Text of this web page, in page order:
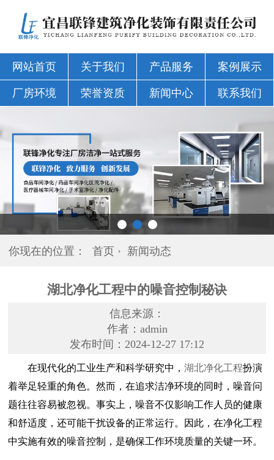
网站首页 关于我们 产品服务 案例展示
厂房环境 荣誉资质 新闻中心 联系我们
你现在的位置： 首页 新闻动态
湖北净化工程中的噪音控制秘诀
信息来源：
作者：admin
发布时间：2024-12-27 17:12
在现代化的工业生产和科学研究中， 湖北净化工程扮演
着举足轻重的角色。然而，在追求洁净环境的同时，噪音问
题往往容易被忽视。事实上，噪音不仅影响工作人员的健康
和舒适度，还可能干扰设备的正常运行。因此，在净化工程
中实施有效的噪音控制，是确保工作环境质量的关键一环。